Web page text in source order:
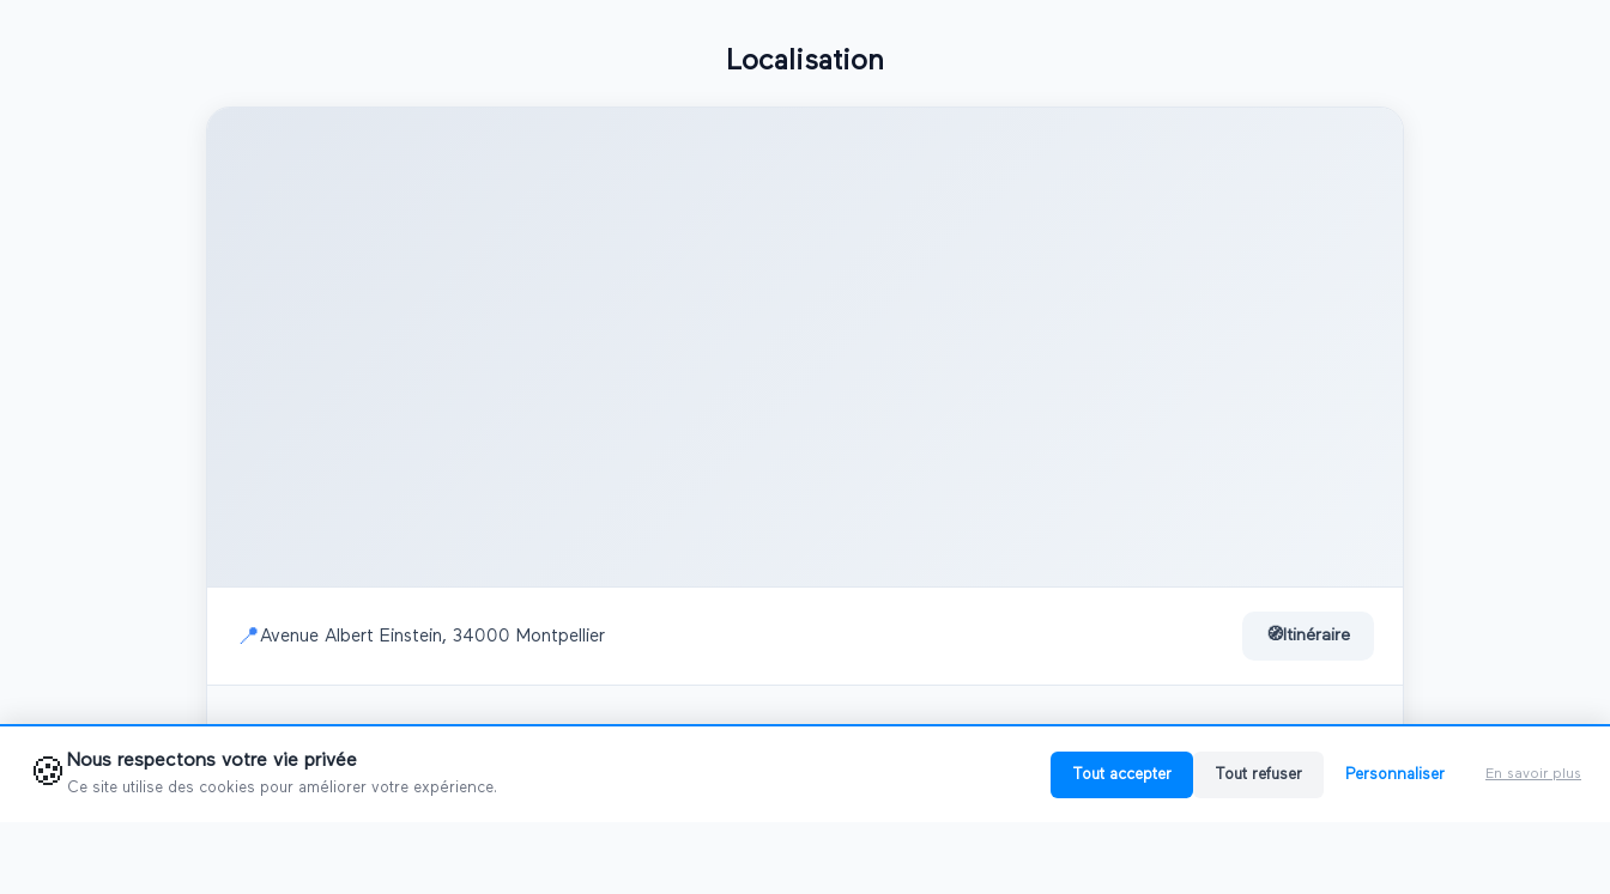
Localisation
📍 Avenue Albert Einstein, 34000 Montpellier 🧭 Itinéraire
Salons programmés
🍪 Nous respectons votre vie privée
Ce site utilise des cookies pour améliorer votre expérience.
Tout accepter Tout refuser Personnaliser En savoir plus